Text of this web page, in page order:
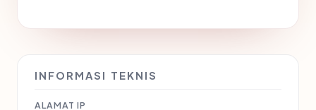
INFORMASI TEKNIS
ALAMAT IP